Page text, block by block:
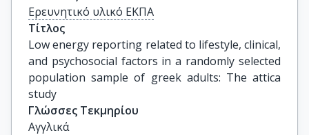
Ερευνητικό υλικό ΕΚΠΑ
Τίτλος
Low energy reporting related to lifestyle, clinical,
and psychosocial factors in a randomly selected
population sample of greek adults: The attica
study
Γλώσσες Τεκμηρίου
Αγγλικά